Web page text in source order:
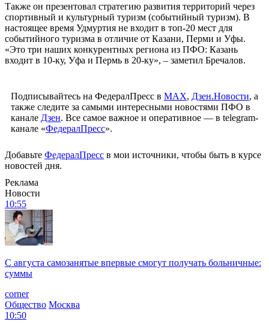
Также он презентовал стратегию развития территорий через
спортивный и культурный туризм (событийный туризм). В
настоящее время Удмуртия не входит в топ-20 мест для
событийного туризма в отличие от Казани, Перми и Уфы.
«Это три наших конкурентных региона из ПФО: Казань
входит в 10-ку, Уфа и Пермь в 20-ку», – заметил Бречалов.
Подписывайтесь на ФедералПресс в МАХ, Дзен.Новости, а
также следите за самыми интересными новостями ПФО в
канале Дзен. Все самое важное и оперативное — в telegram-
канале «ФедералПресс».
Добавьте ФедералПресс в мои источники, чтобы быть в курсе
новостей дня.
Реклама
Новости
10:55
С августа самозанятые впервые смогут получать больничные:
суммы
corner
Общество Москва
10:50